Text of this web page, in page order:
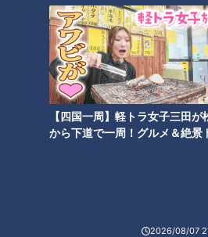
【四国一周】軽トラ女子三田が
から下道で一周！グルメ＆絶景
2026/08/07
滝と待機で根尾獲得！球団公
認？終身名誉待機アナウンサー
のドラフト後記（若狭アナ）
LiSA
中継
アナ